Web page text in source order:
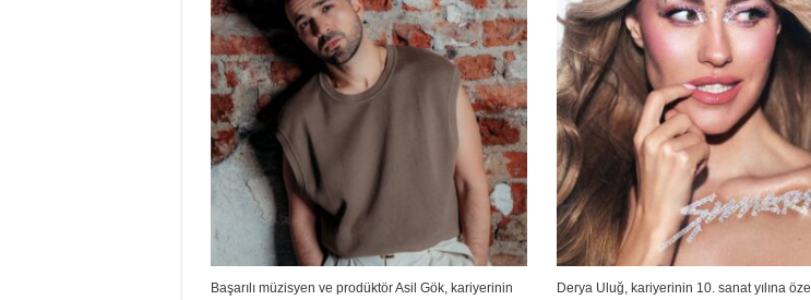
Başarılı müzisyen ve prodüktör Asil Gök, kariyerinin
Derya Uluğ, kariyerinin 10. sanat yılına özel